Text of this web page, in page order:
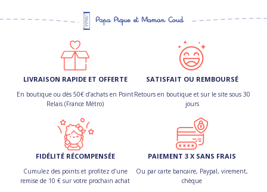
LIVRAISON RAPIDE ET OFFERTE
En boutique ou dès 50€ d’achats en Point
Relais (France Métro)
SATISFAIT OU REMBOURSÉ
Retours en boutique et sur le site sous 30
jours
FIDÉLITÉ RÉCOMPENSÉE
Cumulez des points et profitez d’une
remise de 10 € sur votre prochain achat
PAIEMENT 3 X SANS FRAIS
Ou par carte bancaire, Paypal, virement,
chèque